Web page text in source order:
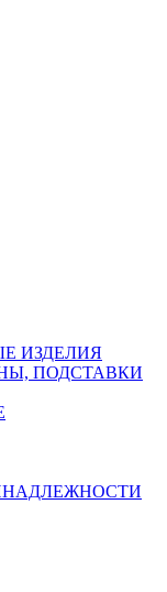
ИЗДЕЛИЯ
ПОДСТАВКИ